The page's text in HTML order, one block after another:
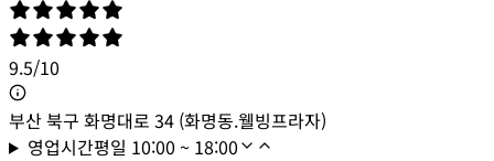
9.5/10
부산 북구 화명대로 34 (화명동.웰빙프라자)
영업시간평일 10:00 ~ 18:00